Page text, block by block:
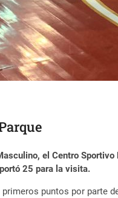
el Centro
25 para la visita.
puntos por